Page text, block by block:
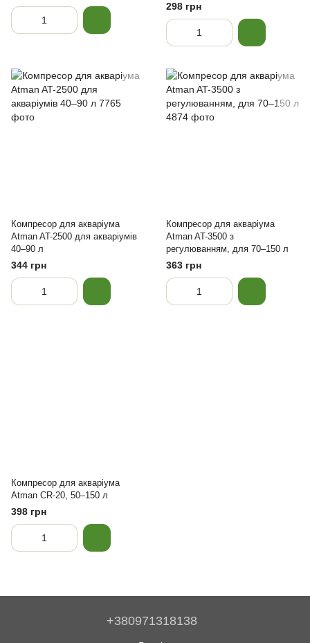
298 грн
Компресор для акваріума
Atman AT-2500 для акваріумів
40–90 л
344 грн
Компресор для акваріума
Atman AT-3500 з
регулюванням, для 70–150 л
363 грн
Компресор для акваріума
Atman CR-20, 50–150 л
398 грн
+380971318138